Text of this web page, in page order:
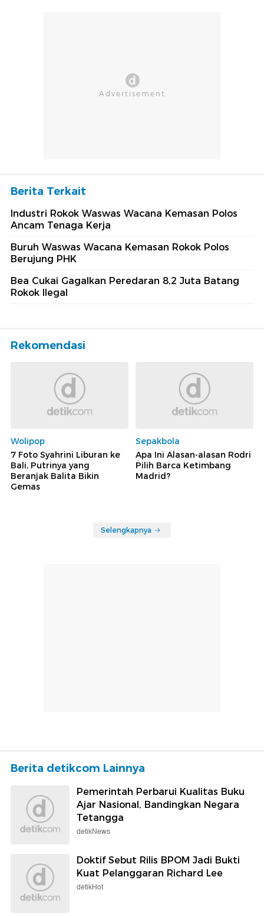
Berita Terkait
Industri Rokok Waswas Wacana Kemasan Polos
Ancam Tenaga Kerja
Buruh Waswas Wacana Kemasan Rokok Polos
Berujung PHK
Bea Cukai Gagalkan Peredaran 8,2 Juta Batang
Rokok Ilegal
Rekomendasi
Wolipop
7 Foto Syahrini Liburan ke
Bali, Putrinya yang
Beranjak Balita Bikin
Gemas
Sepakbola
Apa Ini Alasan-alasan Rodri
Pilih Barca Ketimbang
Madrid?
Selengkapnya
Berita detikcom Lainnya
Pemerintah Perbarui Kualitas Buku
Ajar Nasional, Bandingkan Negara
Tetangga
detikNews
Doktif Sebut Rilis BPOM Jadi Bukti
Kuat Pelanggaran Richard Lee
detikHot